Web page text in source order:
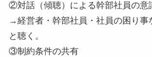
②対話（傾聴）による幹部社員の意
→経営者・幹部社員・社員の困り事
と聴く。
③制約条件の共有